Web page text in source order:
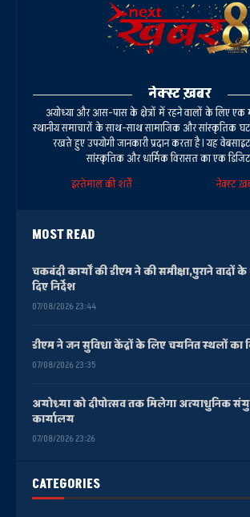
CATEGORIES
नेक्स्ट ख़बर
अयोध्या और आस-पास के क्षेत्रों में रहने वालों के लिए एक
स्थानीय समाचारों के साथ-साथ सामाजिक और सांस्कृतिक
रखते हुए उपयोगी जानकारी प्रदान करता है। यह
सांस्कृतिक और धार्मिक विरासत का एक
इस्तेमाल की शर्तें
नेक्स्ट
MOST READ
चकबंदी कार्यों की डीएम ने की समीक्षा,पुराने वादों
दिए निर्देश
07/08/2026 23:44
डीएम ने जन सुविधा केंद्रों के लिए चयनित स्थलों का
07/08/2026 23:35
अयोध्या को दीपोत्सव तक मिलेगा अत्याधुनिक
कार्यालय
07/08/2026 23:26